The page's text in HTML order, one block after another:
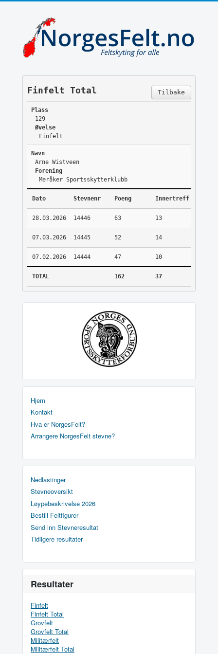
Tilbake
Finfelt Total
Plass
129
Øvelse
Finfelt
Navn
Arne Wistveen
Forening
Meråker Sportsskytterklubb
Dato Stevnenr Poeng Innertreff
28.03.2026 14446 63 13
07.03.2026 14445 52 14
07.02.2026 14444 47 10
TOTAL 162 37
Hjem
Kontakt
Hva er NorgesFelt?
Arrangere NorgesFelt stevne?
Nedlastinger
Stevneoversikt
Løypebeskrivelse 2026
Bestill Feltfigurer
Send inn Stevneresultat
Tidligere resultater
Resultater
Finfelt
Finfelt Total
Grovfelt
Grovfelt Total
Militærfelt
Militærfelt Total